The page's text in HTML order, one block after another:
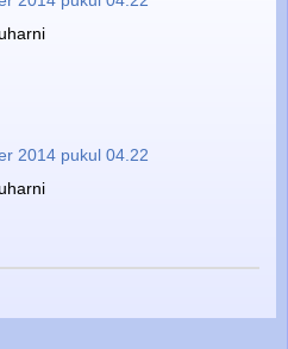
2014 pukul 04.22